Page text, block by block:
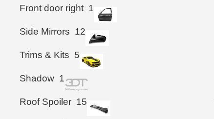
Front door right 1
Side Mirrors 12
Trims & Kits 5
Shadow 1
Roof Spoiler 15